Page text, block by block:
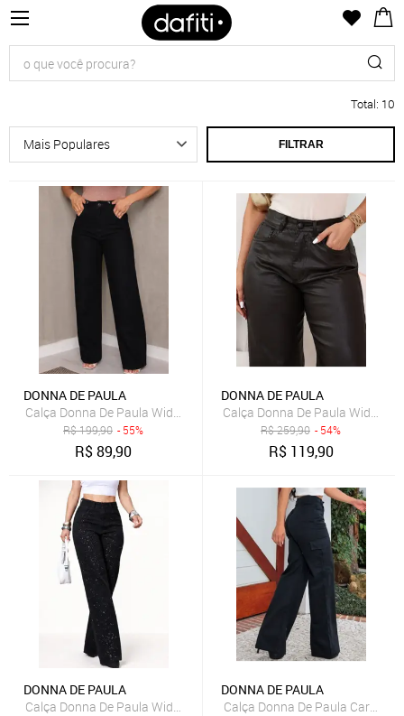
Total: 10
FILTRAR
DONNA DE PAULA
Calça Donna De Paula Wide Leg Preta Feminina Pantalona
R$199,90 - 55%
R$89,90
DONNA DE PAULA
Calça Donna De Paula Wide
R$259,90 - 54%
R$ 119,90
DONNA DE PAULA
Calça Donna De Paula Wide Leg Preta Com Brilhos E Strass Cintura
DONNA DE PAULA
Calça Donna De Paula Cargo